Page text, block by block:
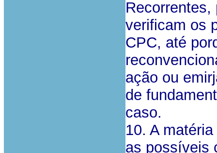
verificam os
CPC, até
ação ou
de
caso.
10. A
as possíveis